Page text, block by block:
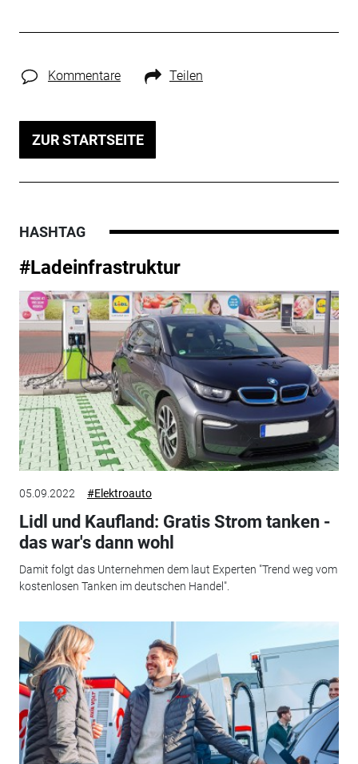
Kommentare Teilen
ZUR STARTSEITE
HASHTAG
#Ladeinfrastruktur
05.09.2022 #Elektroauto
Lidl und Kaufland: Gratis Strom tanken -
das war's dann wohl
Damit folgt das Unternehmen dem laut Experten "Trend weg vom
kostenlosen Tanken im deutschen Handel".